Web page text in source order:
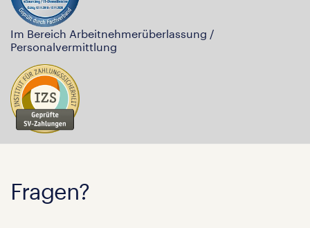
Im Bereich Arbeitnehmerüberlassung /
Personalvermittlung
Fragen?